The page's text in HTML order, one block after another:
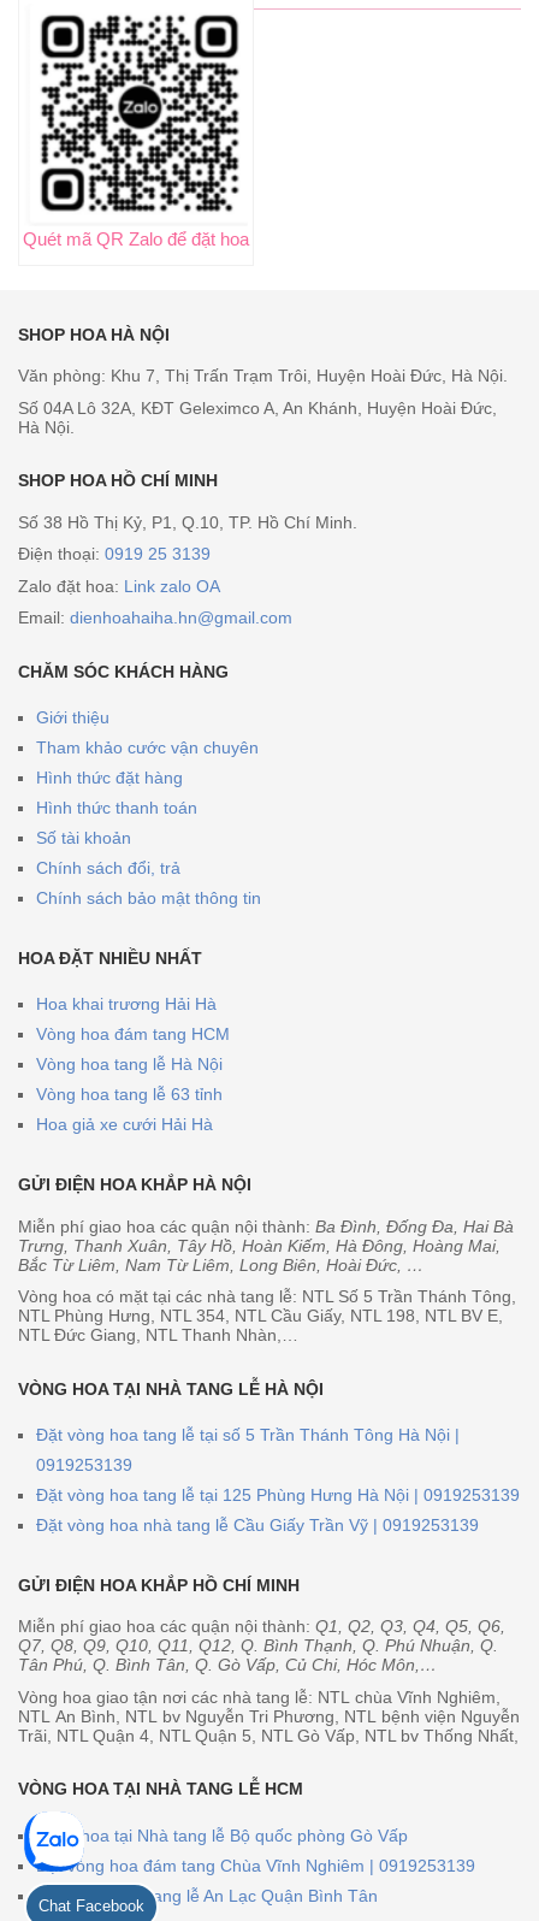
Quét mã QR Zalo để đặt hoa
SHOP HOA HÀ NỘI
Văn phòng: Khu 7, Thị Trấn Trạm Trôi, Huyện Hoài Đức, Hà Nội.
Số 04A Lô 32A, KĐT Geleximco A, An Khánh, Huyện Hoài Đức,
Hà Nội.
SHOP HOA HỒ CHÍ MINH
Số 38 Hồ Thị Kỷ, P1, Q.10, TP. Hồ Chí Minh.
Điện thoại: 0919 25 3139
Zalo đặt hoa: Link zalo OA
Email: dienhoahaiha.hn@gmail.com
CHĂM SÓC KHÁCH HÀNG
Giới thiệu
Tham khảo cước vận chuyên
Hình thức đặt hàng
Hình thức thanh toán
Số tài khoản
Chính sách đổi, trả
Chính sách bảo mật thông tin
HOA ĐẶT NHIỀU NHẤT
Hoa khai trương Hải Hà
Vòng hoa đám tang HCM
Vòng hoa tang lễ Hà Nội
Vòng hoa tang lễ 63 tỉnh
Hoa giả xe cưới Hải Hà
GỬI ĐIỆN HOA KHẮP HÀ NỘI
Miễn phí giao hoa các quận nội thành: Ba Đình, Đống Đa, Hai Bà
Trưng, Thanh Xuân, Tây Hồ, Hoàn Kiếm, Hà Đông, Hoàng Mai,
Bắc Từ Liêm, Nam Từ Liêm, Long Biên, Hoài Đức, …
Vòng hoa có mặt tại các nhà tang lễ: NTL Số 5 Trần Thánh Tông,
NTL Phùng Hưng, NTL 354, NTL Cầu Giấy, NTL 198, NTL BV E,
NTL Đức Giang, NTL Thanh Nhàn,…
VÒNG HOA TẠI NHÀ TANG LỄ HÀ NỘI
Đặt vòng hoa tang lễ tại số 5 Trần Thánh Tông Hà Nội |
0919253139
Đặt vòng hoa tang lễ tại 125 Phùng Hưng Hà Nội | 0919253139
Đặt vòng hoa nhà tang lễ Cầu Giấy Trần Vỹ | 0919253139
GỬI ĐIỆN HOA KHẮP HỒ CHÍ MINH
Miễn phí giao hoa các quận nội thành: Q1, Q2, Q3, Q4, Q5, Q6,
Q7, Q8, Q9, Q10, Q11, Q12, Q. Bình Thạnh, Q. Phú Nhuận, Q.
Tân Phú, Q. Bình Tân, Q. Gò Vấp, Củ Chi, Hóc Môn,…
Vòng hoa giao tận nơi các nhà tang lễ: NTL chùa Vĩnh Nghiêm,
NTL An Bình, NTL bv Nguyễn Tri Phương, NTL bệnh viện Nguyễn
Trãi, NTL Quận 4, NTL Quận 5, NTL Gò Vấp, NTL bv Thống Nhất,
VÒNG HOA TẠI NHÀ TANG LỄ HCM
Vòng hoa tại Nhà tang lễ Bộ quốc phòng Gò Vấp
Đặt vòng hoa đám tang Chùa Vĩnh Nghiêm | 0919253139
Vòng hoa nhà tang lễ An Lạc Quận Bình Tân
Chat Facebook